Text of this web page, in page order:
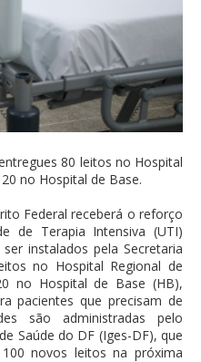
80 leitos no Hospital
no Hospital de Base.
Federal receberá o reforço
de Terapia Intensiva (UTI)
instalados pela Secretaria
no Hospital Regional de
no Hospital de Base (HB),
pacientes que precisam de
são administradas pelo
Saúde do DF (Iges-DF), que
novos leitos na próxima